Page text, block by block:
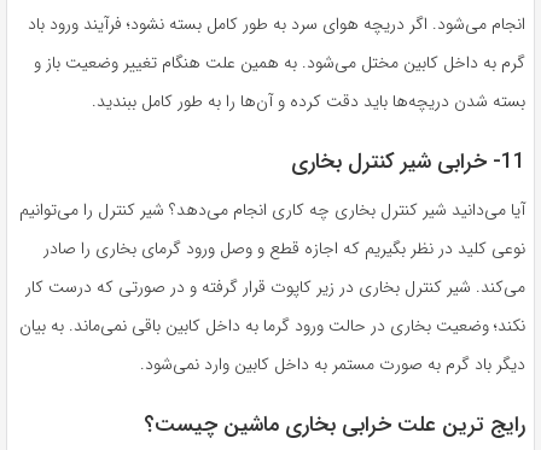
انجام می‌شود. اگر دریچه هوای سرد به طور کامل بسته نشود؛ فرآیند ورود باد
گرم به داخل کابین مختل می‌شود. به همین علت هنگام تغییر وضعیت باز و
بسته شدن دریچه‌ها باید دقت کرده و آن‌ها را به طور کامل ببندید.
11- خرابی شیر کنترل بخاری
آیا می‌دانید شیر کنترل بخاری چه کاری انجام می‌دهد؟ شیر کنترل را می‌توانیم
نوعی کلید در نظر بگیریم که اجازه قطع و وصل ورود گرمای بخاری را صادر
می‌کند. شیر کنترل بخاری در زیر کاپوت قرار گرفته و در صورتی که درست کار
نکند؛ وضعیت بخاری در حالت ورود گرما به داخل کابین باقی نمی‌ماند. به بیان
دیگر باد گرم به صورت مستمر به داخل کابین وارد نمی‌شود.
رایج ‌ترین علت خرابی بخاری ماشین چیست؟